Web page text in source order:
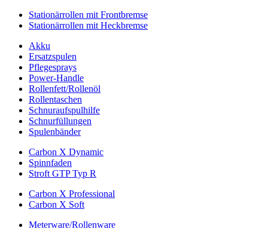
Stationärrollen mit Frontbremse
Stationärrollen mit Heckbremse
Akku
Ersatzspulen
Pflegesprays
Power-Handle
Rollenfett/Rollenöl
Rollentaschen
Schnuraufspulhilfe
Schnurfüllungen
Spulenbänder
Carbon X Dynamic
Spinnfaden
Stroft GTP Typ R
Carbon X Professional
Carbon X Soft
Meterware/Rollenware